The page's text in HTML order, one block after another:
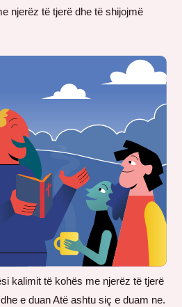
njerëz të tjerë dhe të shijojmë
kalimit të kohës me njerëz të tjerë
e duan Atë ashtu siç e duam ne.